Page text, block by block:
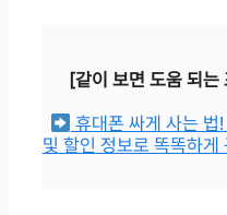
[같이 보면 도움 되는
휴대폰 싸게 사는 법
및 할인 정보로 똑똑하게